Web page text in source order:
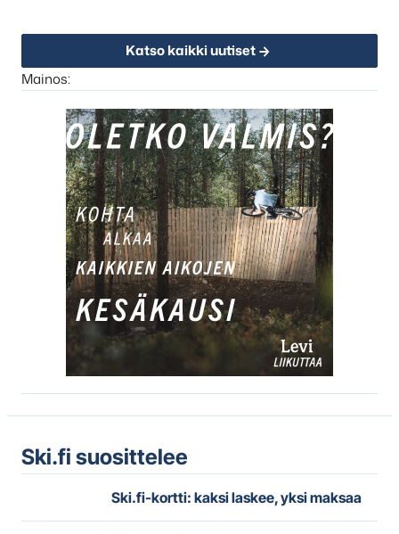
Katso kaikki uutiset
Mainos:
Ski.fi suosittelee
Ski.fi-kortti: kaksi laskee, yksi maksaa